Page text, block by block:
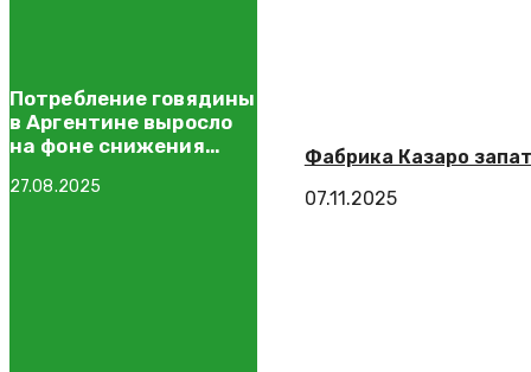
Фабрика Казаро
07.11.2025
Потребление говядины
в Аргентине выросло
на фоне снижения
27.08.2025